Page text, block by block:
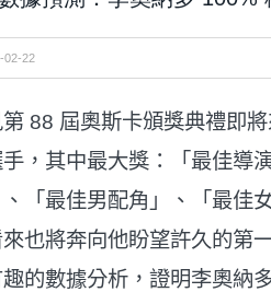
02-22
88 屆奧斯卡頒獎典禮即
，其中最大獎：「最佳導
、「最佳男配角」、「最
也將奔向他盼望許久的第
的數據分析，證明李奧納